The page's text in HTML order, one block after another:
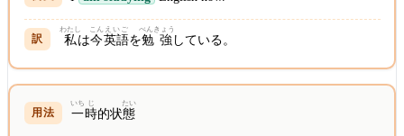
私
わたし
は今
こん
英語
えいご
を勉強
べんきょう
している。
一
いち
時
じ
的状態
たい